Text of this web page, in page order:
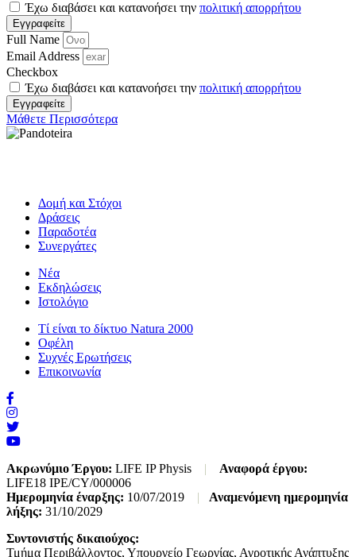
Έχω διαβάσει και κατανοήσει την πολιτική απορρήτου
Εγγραφείτε
Full Name
Email Address
Checkbox
Έχω διαβάσει και κατανοήσει την πολιτική απορρήτου
Εγγραφείτε
Μάθετε Περισσότερα
Δομή και Στόχοι
Δράσεις
Παραδοτέα
Συνεργάτες
Νέα
Εκδηλώσεις
Ιστολόγιο
Τί είναι το δίκτυο Natura 2000
Οφέλη
Συχνές Ερωτήσεις
Επικοινωνία
Ακρωνύμιο Έργου: LIFE IP Physis |
Αναφορά έργου:
LIFE18 IPE/CY/000006
Ημερομηνία έναρξης: 10/07/2019 |
Αναμενόμενη ημερομηνία
λήξης: 31/10/2029
Συντονιστής δικαιούχος:
Τμήμα Περιβάλλοντος, Υπουργείο Γεωργίας, Αγροτικής Ανάπτυξης